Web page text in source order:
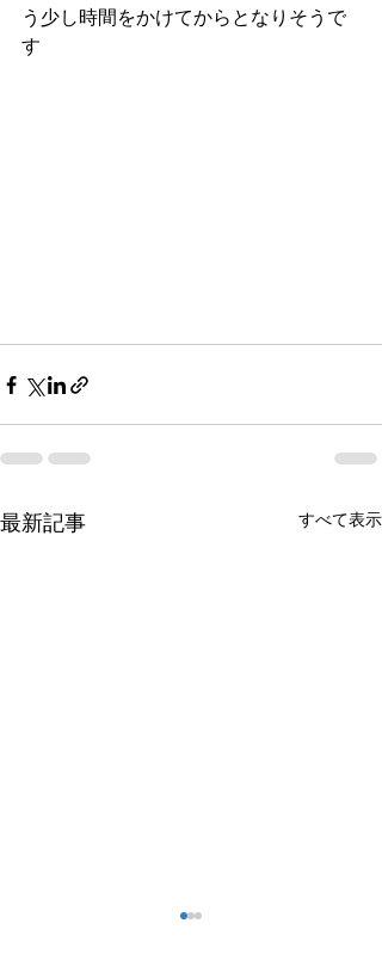
う少し時間をかけてからとなりそうで
す
最新記事 すべて表示